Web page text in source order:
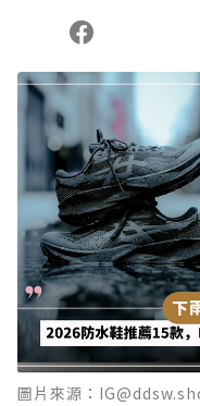
您當前剩餘 U 利
圖片來源：